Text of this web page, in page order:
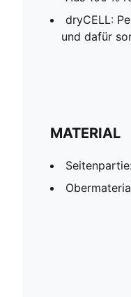
dryCELL:
und dafür
MATERIAL